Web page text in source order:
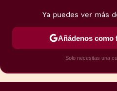
Ya puedes ver más
Añádenos como
Solo necesitas una